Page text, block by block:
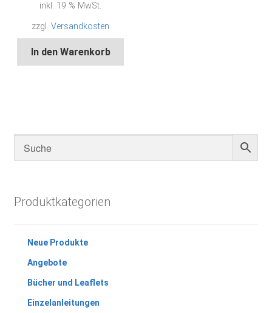
inkl. 19 % MwSt.
zzgl.Versandkosten
In den Warenkorb
Produktkategorien
Neue Produkte
Angebote
Bücher und Leaflets
Einzelanleitungen